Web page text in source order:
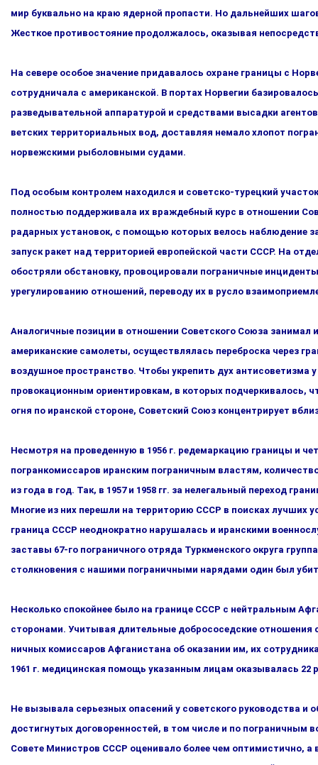
мир буквально на краю ядерной пропасти. Но дальнейших
Жесткое противостояние продолжа­лось, оказывая
На севере особое значение придавалось охране границы с
сотрудничала с американской. В портах Норвегии
разведывательной аппаратурой и средствами высадки
ветских территориальных вод, доставляя немало хлопот
норвежскими рыболовными судами.
Под особым контролем находился и советско-турецкий
полностью поддерживала их враждебный курс в отноше­нии
радарных установок, с помощью которых велось наблюдение
запуск ракет над территорией европейской ча­сти СССР. На
обостряли обстановку, провоцирова­ли пограничные
урегулированию отношений, переводу их в русло
Аналогичные позиции в отношении Советского Союза
американские самолеты, осуществлялась переброска через
воздушное пространство. Чтобы укрепить дух антисове­тизма
провокационным ориентировкам, в которых подчерки­валось,
огня по иранской стороне, Советский Союз концент­рирует
Несмотря на проведенную в 1956 г. редемаркацию границы и
погранкомиссаров иранским пограничным властям,
из года в год. Так, в 1957 и 1958 гг. за нелегальный переход
Многие из них перешли на территорию СССР в поисках лучших
граница СССР неоднократно нарушалась и иранс­кими
заставы 67-го пограничного отряда Туркменского округа
столкновения с нашими погранич­ными нарядами один был
Несколько спокойнее было на границе СССР с нейтральным
сторонами. Учитывая длительные добрососедские отношения
ничных комиссаров Афганистана об оказании им, их
1961 г. медицинская помощь указанным лицам оказыва­лась 22
Не вызывала серьезных опасений у советского руководства
достигнутых договоренностей, в том числе и по пограничным
Совете Министров СССР оценивало более чем оптимистично,